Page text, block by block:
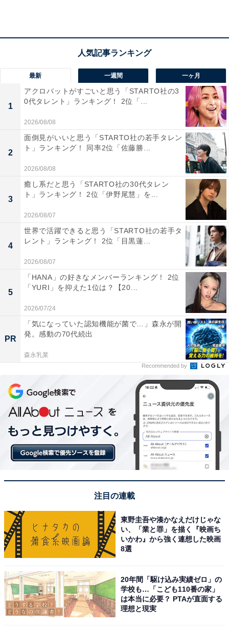
クションシーンを披露しています。現在は、NHK大河ド
全開で、人気武将の信長を熱演しています。
コメントを見ると、「年相応の渋さが出ている」（静岡
県／30代女性）、「全身から出るオーラと鍛えた身体」
（群馬県／60代女性）、「格闘シーンの岡田さんの色気
が本当に素晴らしくかっこいい」（神奈川県／30代男
性）、「目元がセクシーだから」（千葉県／30代女性）
といった声が寄せられています。
2位：松岡昌宏（TOKIO）
#必殺仕事人 登場人物紹介② ⚡#経師屋の涼次(
#松岡昌宏 )
掛け軸や襖絵の修復を手がける経師屋の絵師が表稼
業の仕事人。食通の道楽者。
得物は絵筆に仕込んだ長い錐(きり)?⚡
弟分の#リュウをいつもどこかで気にかけている?
✅2023年1月8日放送pic.twitter.com/KDm4HhAMJI
December 14, 2022
2位は、松岡昌宏さんでした。1977年1月生まれで、
1994年に「TOKIO」のメンバーとしてCDデビュー。グ
最新 一週間 一ヶ月
1
アクロバットがすごいと思う「STARTO社の3
0代タレント」ランキング！ 2位「...
2026/08/08
2
面倒見がいいと思う「STARTO社の若手タレン
ト」ランキング！ 同率2位「佐藤勝...
2026/08/08
3
癒し系だと思う「STARTO社の30代タレン
ト」ランキング！ 2位「伊野尾慧」を...
2026/08/07
4
世界で活躍できると思う「STARTO社の若手タ
レント」ランキング！ 2位「目黒蓮...
2026/08/07
5
「HANA」の好きなメンバーランキング！ 2位
「YURI」を抑えた1位は？【20...
2026/07/24
PR
「気になっていた認知機能が菌で…」森永が開
発。感動の70代続出
森永乳業
Recommended by
注目の連載
東野圭吾や湊かなえだけじゃな
い、「業と罪」を描く『映画ち
いかわ』から強く連想した映画
8選
20年間「駆け込み実績ゼロ」の
学校も…「こども110番の家」
は本当に必要？ PTAが直面する
理想と現実